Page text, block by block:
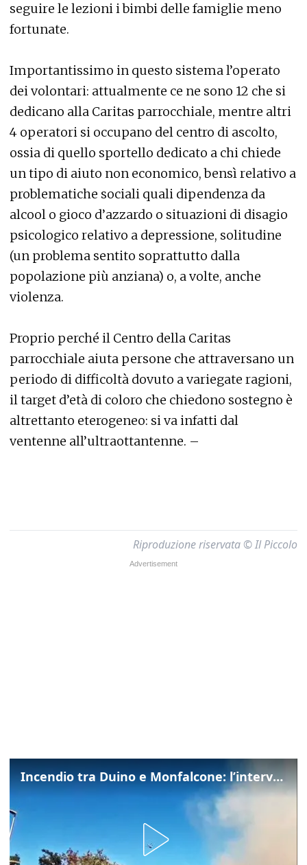
seguire le lezioni i bimbi delle famiglie meno
fortunate.
Importantissimo in questo sistema l’operato
dei volontari: attualmente ce ne sono 12 che si
dedicano alla Caritas parrocchiale, mentre altri
4 operatori si occupano del centro di ascolto,
ossia di quello sportello dedicato a chi chiede
un tipo di aiuto non economico, bensì relativo a
problematiche sociali quali dipendenza da
alcool o gioco d’azzardo o situazioni di disagio
psicologico relativo a depressione, solitudine
(un problema sentito soprattutto dalla
popolazione più anziana) o, a volte, anche
violenza.
Proprio perché il Centro della Caritas
parrocchiale aiuta persone che attraversano un
periodo di difficoltà dovuto a variegate ragioni,
il target d’età di coloro che chiedono sostegno è
altrettanto eterogeneo: si va infatti dal
ventenne all’ultraottantenne. –
Riproduzione riservata © Il Piccolo
Incendio tra Duino e Monfalcone: l’intervento dei vigili del fuoco